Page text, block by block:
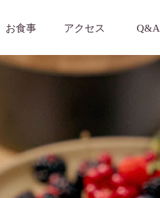
お食事 アクセス Q&A